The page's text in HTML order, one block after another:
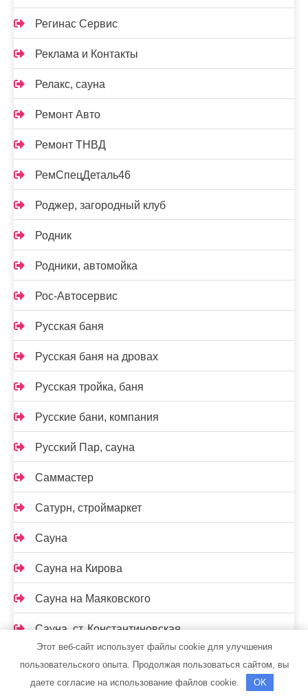
Регинас Сервис
Реклама и Контакты
Релакс, сауна
Ремонт Авто
Ремонт ТНВД
РемСпецДеталь46
Роджер, загородный клуб
Родник
Родники, автомойка
Рос-Автосервис
Русская баня
Русская баня на дровах
Русская тройка, баня
Русские бани, компания
Русский Пар, сауна
Саммастер
Сатурн, строймаркет
Сауна
Сауна на Кирова
Сауна на Маяковского
Сауна, ст. Константиновская
Сафари, гостиница
Семь+Я
Этот веб-сайт использует файлы cookie для улучшения
пользовательского опыта. Продолжая пользоваться сайтом, вы
даете согласие на использование файлов cookie.
OK